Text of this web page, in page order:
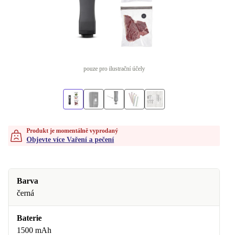
pouze pro ilustrační účely
Produkt je momentálně vyprodaný
Objevte více Vaření a pečení
Barva
černá
Baterie
1500 mAh